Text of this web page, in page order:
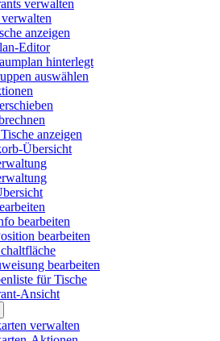
verwalten
anzeigen
Editor
hinterlegt
auswählen
anzeigen
Übersicht
bearbeiten
bearbeiten
bearbeiten
für Tische
Ansicht
verwalten